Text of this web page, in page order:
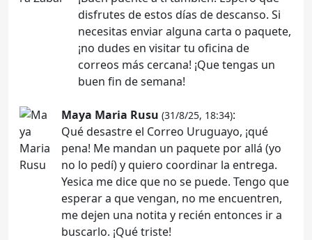
disfrutes de estos días de descanso. Si
necesitas enviar alguna carta o paquete,
¡no dudes en visitar tu oficina de
correos más cercana! ¡Que tengas un
buen fin de semana!
Maya Maria Rusu (31/8/25, 18:34):
Qué desastre el Correo Uruguayo, ¡qué
pena! Me mandan un paquete por allá (yo
no lo pedí) y quiero coordinar la entrega.
Yesica me dice que no se puede. Tengo que
esperar a que vengan, no me encuentren,
me dejen una notita y recién entonces ir a
buscarlo. ¡Qué triste!